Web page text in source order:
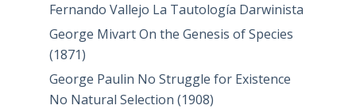
Fernando Vallejo La Tautología Darwinista
George Mivart On the Genesis of Species
(1871)
George Paulin No Struggle for Existence
No Natural Selection (1908)